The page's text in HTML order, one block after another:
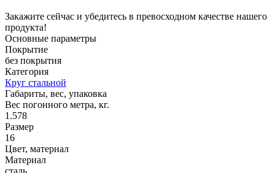
Закажите сейчас и убедитесь в превосходном качестве нашего
продукта!
Основные параметры
Покрытие
без покрытия
Категория
Круг стальной
Габариты, вес, упаковка
Вес погонного метра, кг.
1.578
Размер
16
Цвет, материал
Материал
сталь